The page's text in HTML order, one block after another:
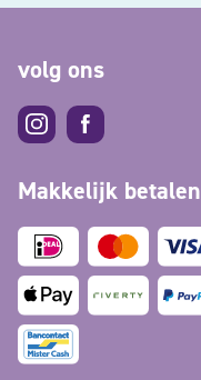
volg ons
Makkelijk betalen